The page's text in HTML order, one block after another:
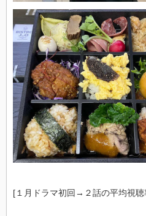
[１月ドラマ初回→２話の平均視聴